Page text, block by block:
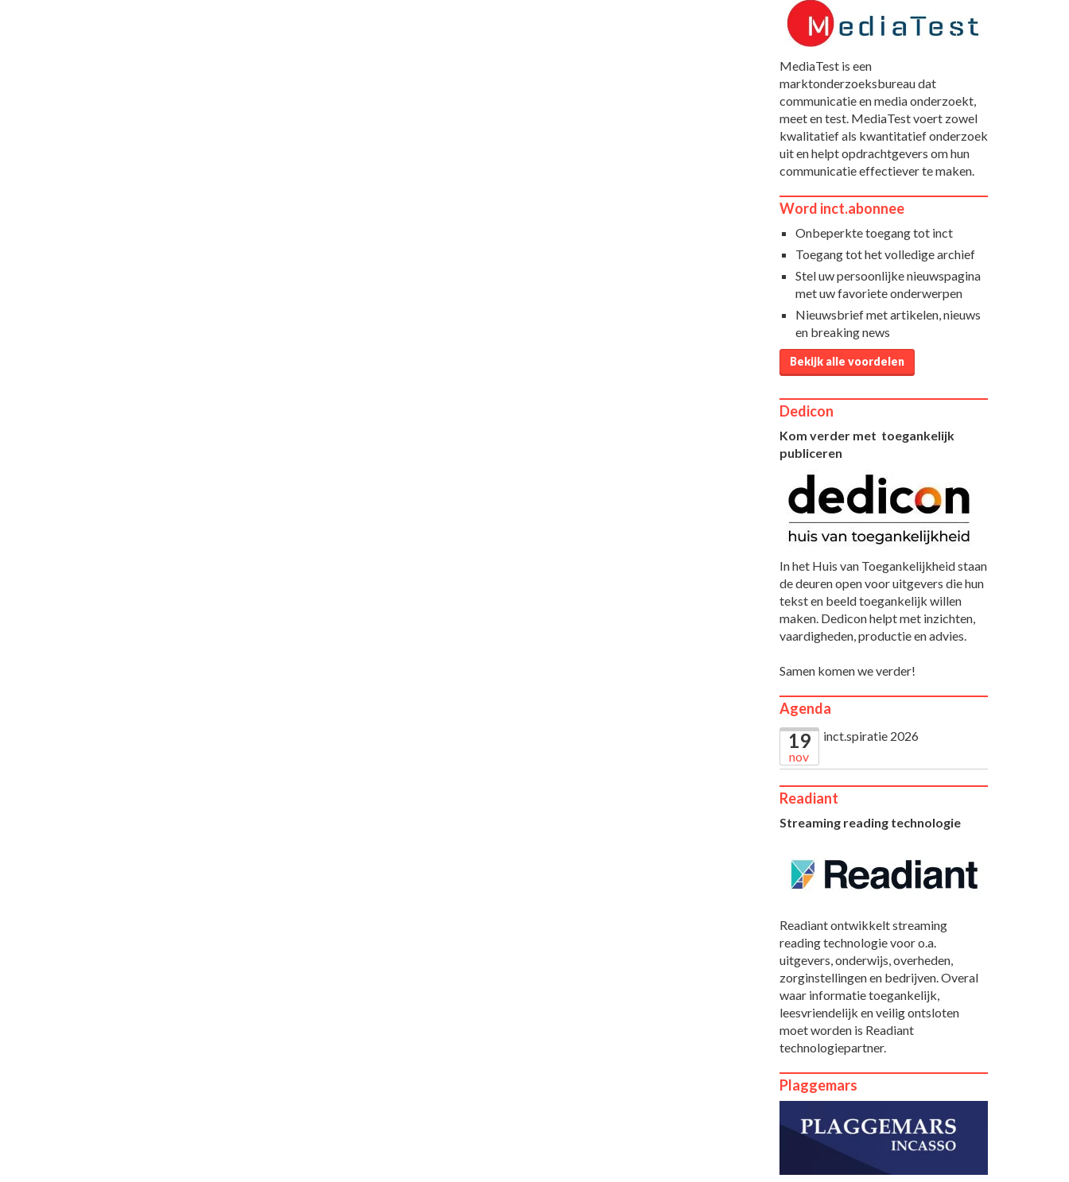
MediaTest is een
marktonderzoeksbureau dat
communicatie en media onderzoekt,
meet en test. MediaTest voert zowel
kwalitatief als kwantitatief onderzoek
uit en helpt opdrachtgevers om hun
communicatie effectiever te maken.
Word inct.abonnee
Onbeperkte toegang tot inct
Toegang tot het volledige archief
Stel uw persoonlijke nieuwspagina
met uw favoriete onderwerpen
Nieuwsbrief met artikelen, nieuws
en breaking news
Bekijk alle voordelen
Dedicon
Kom verder met toegankelijk
publiceren
In het Huis van Toegankelijkheid staan
de deuren open voor uitgevers die hun
tekst en beeld toegankelijk willen
maken. Dedicon helpt met inzichten,
vaardigheden, productie en advies.
Samen komen we verder!
Agenda
19
nov
inct.spiratie 2026
Readiant
Streaming reading technologie
Readiant ontwikkelt streaming
reading technologie voor o.a.
uitgevers, onderwijs, overheden,
zorginstellingen en bedrijven. Overal
waar informatie toegankelijk,
leesvriendelijk en veilig ontsloten
moet worden is Readiant
technologiepartner.
Plaggemars